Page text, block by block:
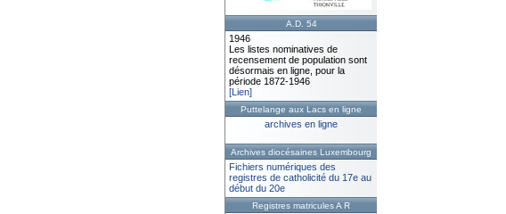
A.D. 54
1946
Les listes nominatives de
recensement de population sont
désormais en ligne, pour la
période 1872-1946
[Lien]
Puttelange aux Lacs en ligne
archives en ligne
Archives diocésaines Luxembourg
Fichiers numériques des
registres de catholicité du 17e au
début du 20e
Registres matricules A R